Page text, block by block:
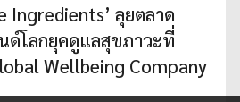
Ingredients’ ลุยตลาด
ด์โลกยุคดูแลสุขภาวะที่
Wellbeing Company